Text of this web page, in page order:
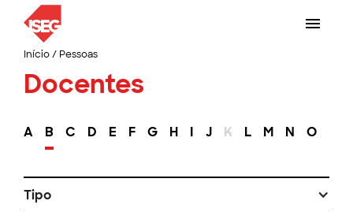
Início/ Pessoas
Docentes
A B C D E F G H I J K L M N O
Tipo